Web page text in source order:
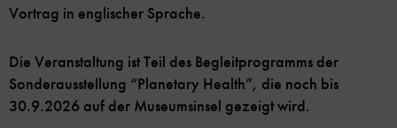
Vortrag in englischer Sprache.
Die Veranstaltung ist Teil des Begleitprogramms der
Sonderausstellung “Planetary Health”, die noch bis
30.9.2026 auf der Museumsinsel gezeigt wird.